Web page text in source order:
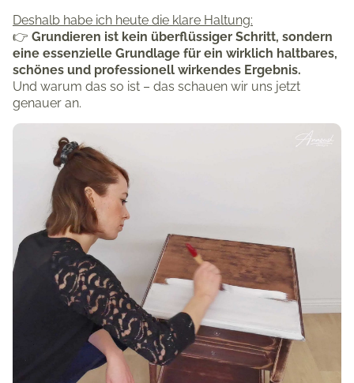
Deshalb habe ich heute die klare Haltung:
👉 Grundieren ist kein überflüssiger Schritt, sondern
eine essenzielle Grundlage für ein wirklich haltbares,
schönes und professionell wirkendes Ergebnis.
Und warum das so ist – das schauen wir uns jetzt
genauer an.